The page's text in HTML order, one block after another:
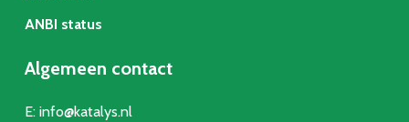
ANBI status
Algemeen contact
E: info@katalys.nl